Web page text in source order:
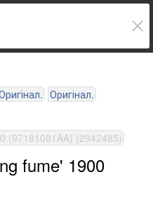
Оригінал.
(97181081AA) (2942485)
fume' 1900